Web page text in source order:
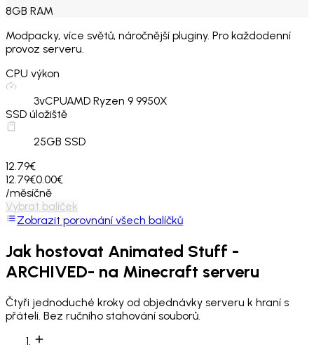
8GB RAM
Modpacky, více světů, náročnější pluginy. Pro každodenní
provoz serveru.
CPU výkon
3vCPUAMD Ryzen 9 9950X
SSD úložiště
25GB SSD
12.79€
12.79€0.00€
/měsíčně
Vybrat balíček
Zobrazit porovnání všech balíčků
Jak hostovat Animated Stuff -
ARCHIVED- na Minecraft serveru
Čtyři jednoduché kroky od objednávky serveru k hraní s
přáteli. Bez ručního stahování souborů.